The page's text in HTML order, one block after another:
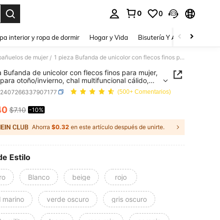
0 0
interior y ropa de dormir Hogar y Vida Bisutería Y Accesorios
de mujer / 1 pieza Bufanda de unicolor con flecos finos para mujer, nueva para otoño/invierno, chal multifuncional cálido, accesorio de bufanda cálida para el cuello para exteriores
Bufanda de unicolor con flecos finos para mujer,
otoño/invierno, chal multifuncional cálido,
de bufanda cálida para el cuello para(500+ Comentarios)
AND AVAILABILITY
$7.10 -10%
Ahorra $0.32 en este artículo después de unirte.
Estilo
Blanco beige rojo
marino verde oscuro gris oscuro